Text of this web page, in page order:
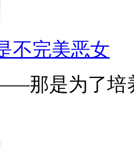
不完美恶女
那是为了培